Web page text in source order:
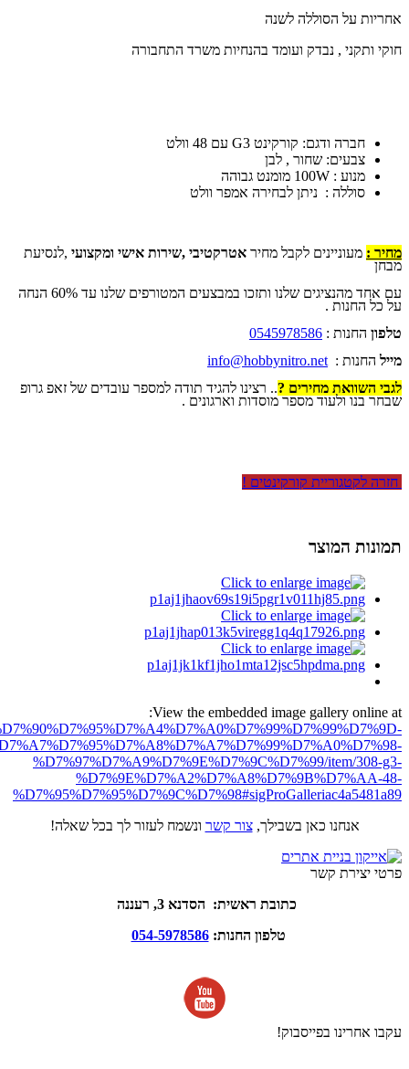
אחריות על הסוללה לשנה
חוקי ותקני , נבדק ועומד בהנחיות משרד התחבורה
חברה ודגם: קורקינט G3 עם 48 וולט
צבעים: שחור , לבן
מנוע : 100W מומנט גבוהה
סוללה : ניתן לבחירה אמפר וולט
מחיר : מעוניינים לקבל מחיר אטרקטיבי ,שירות אישי ומקצועי ,לנסיעת
מבחן
עם אחד מהנציגים שלנו ותזכו במבצעים המטורפים שלנו עד 60% הנחה
על כל החנות .
טלפון החנות : 0545978586
מייל החנות :info@hobbynitro.net
לגבי השוואת מחירים ?.. רצינו להגיד תודה למספר עובדים של זאפ גרופ
שבחר בנו ולעוד מספר מוסדות וארגונים .
חזרה לקטגוריית קורקינטים !
תמונות המוצר
View the embedded image gallery online at:
%D7%97%D7%A9%D7%9E%D7%9C%D7%99/item/308-g3-
%D7%9E%D7%A2%D7%A8%D7%9B%D7%AA-48-
%D7%95%D7%95%D7%9C%D7%98#sigProGalleriac4a5481a89
אנחנו כאן בשבילך,צור קשר ונשמח לעזור לך בכל שאלה!
פרטי יצירת קשר
כתובת ראשית: הסדנא 3, רעננה
טלפון החנות:054-5978586
עקבו אחרינו בפייסבוק!